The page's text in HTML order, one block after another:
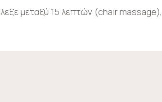
μεταξύ 15 λεπτών (chair